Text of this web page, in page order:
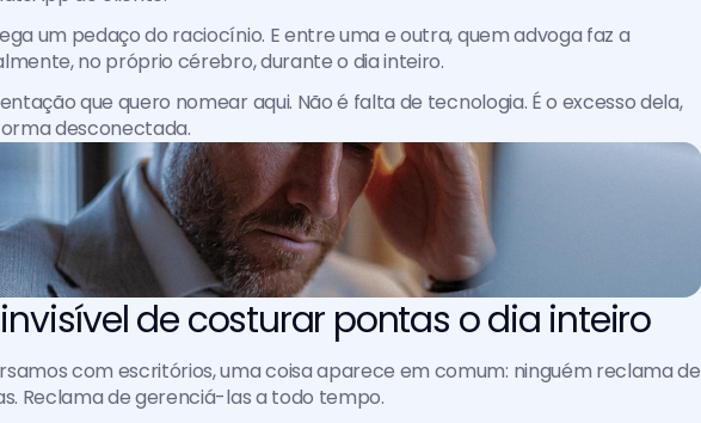
um pedaço do raciocínio. E entre uma e outra, quem advoga faz a
no próprio cérebro, durante o dia inteiro.
que quero nomear aqui. Não é falta de tecnologia. É o excesso dela,
desconectada.
de costurar pontas o dia inteiro
com escritórios, uma coisa aparece em comum: ninguém reclama de
Reclama de gerenciá-las a todo tempo.